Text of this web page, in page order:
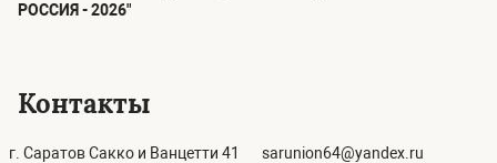
РОССИЯ - 2026"
Контакты
г. Саратов Сакко и Ванцетти 41 sarunion64@yandex.ru